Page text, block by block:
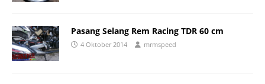
Pasang Selang Rem Racing TDR 60 cm
4 Oktober 2014 mrmspeed